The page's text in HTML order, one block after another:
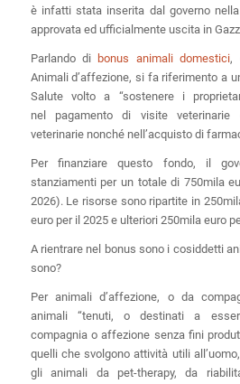
è infatti stata inserita dal governo
approvata ed ufficialmente uscita in
Parlando di bonus animali domestici,
Animali d’affezione, si fa riferimento a
Salute volto a “sostenere i
nel pagamento di visite veterinarie
veterinarie nonché nell’acquisto di
Per finanziare questo fondo, il
stanziamenti per un totale di 750mila
2026). Le risorse sono ripartite in
euro per il 2025 e ulteriori 250mila euro
A rientrare nel bonus sono i cosiddetti
sono?
Per animali d’affezione, o da
animali “tenuti, o destinati a
compagnia o affezione senza fini
quelli che svolgono attività utili
gli animali da pet-therapy, da